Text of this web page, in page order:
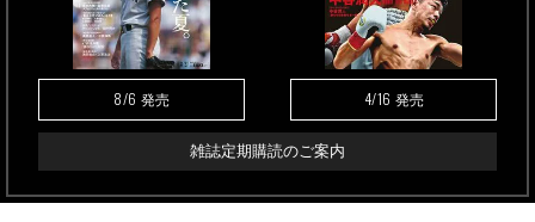
8/6 発売 4/16 発売
雑誌定期購読のご案内